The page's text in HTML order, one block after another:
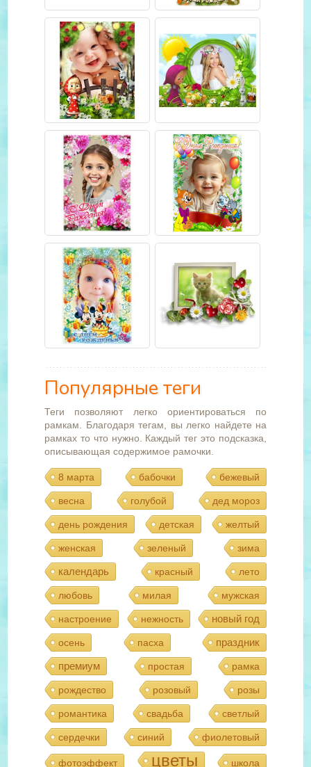
Популярные теги
Теги позволяют легко ориентироваться по
рамкам. Благодаря тегам, вы легко найдете на
рамках то что нужно. Каждый тег это подсказка,
описывающая содержимое рамочки.
8 марта бабочки бежевый
весна голубой дед мороз
день рождения детская желтый
женская зеленый зима
календарь красный лето
любовь милая мужская
настроение нежность новый год
осень пасха
праздник
премиум
простая рамка
рождество розовый розы
романтика свадьба светлый
сердечки синий фиолетовый
фотоэффект цветы школа